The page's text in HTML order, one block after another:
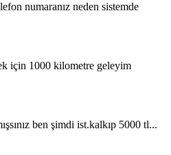
numaranız neden sistemde
için 1000 kilometre geleyim
ben şimdi ist.kalkıp 5000 tl...